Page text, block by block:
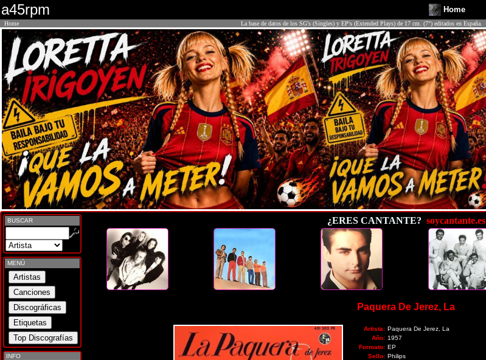
a45rpm Home
Home La base de datos de los SG's (Singles) y EP's (Extended Plays) de 17 cm. (7") editados en España.
BUSCAR
MENÚ
INFO
¿ERES CANTANTE? soycantante.es
Paquera De Jerez, La
Artista: Paquera De Jerez, La
Año: 1957
Formato: EP
Sello: Philips